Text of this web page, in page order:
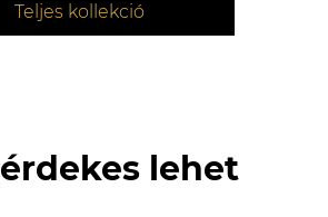
Teljes kollekció
érdekes lehet